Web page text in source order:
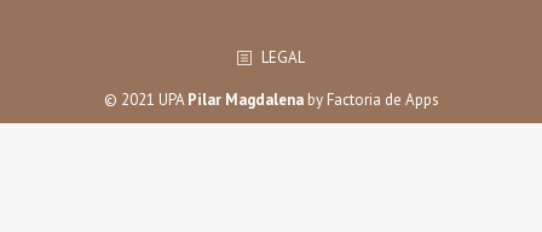
LEGAL
© 2021 UPAPilar Magdalenaby Factoria de Apps